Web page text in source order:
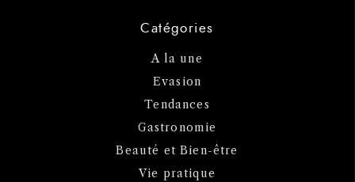
Catégories
A la une
Evasion
Tendances
Gastronomie
Beauté et Bien-être
Vie pratique